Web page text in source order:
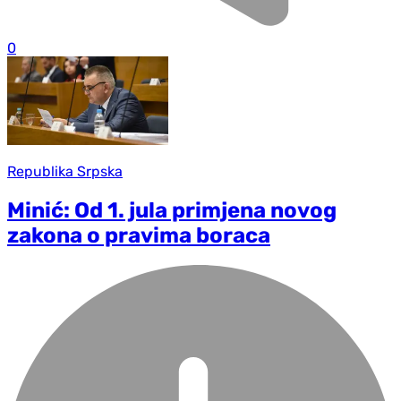
0
Republika Srpska
Minić: Od 1. jula primjena novog
zakona o pravima boraca